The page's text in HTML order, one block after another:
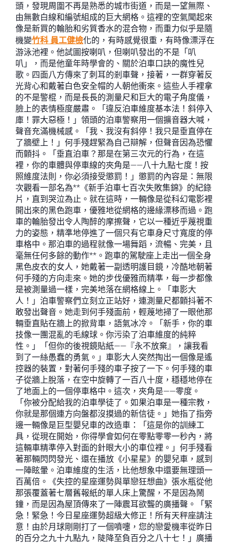
頭，發現周圍不再是熟悉的城市街道，而是一望無際、
由無數白線和編號組成的巨大網格。這裡的空氣聞起來
像是新買的輪胎和劣質香水的混合物，而重力似乎是隨
機變竹科 員工健檢化的，有時感覺很重，有時像漂浮在
游泳池裡。他試圖按喇叭，但喇叭發出的不是「叭
叭」，而是他童年時學會的、關於泊車口訣的魔性兒
歌。四面八方傳來了刺耳的剎車聲，接著，一群穿著反
光背心和戴著白色安全帽的人朝他衝來。這些人手裡拿
的不是警棍，而是長長的測量尺和巨大的電子角度儀，
臉上的表情極度嚴肅。「違反泊車維度基本法！斜停入
庫！罪大惡極！」領頭的泊車警察用一個擴音器大喊，
聲音充滿機械感。「我、我沒有斜停！我只是垂直停在
了牆壁上！」何手殘趕緊為自己辯解，但聲音因為恐懼
而顫抖。「垂直泊車？那是在第三次元的行為，在這
裡，你的車體與停車線的夾角是——八十九點七度！按
照維度法則，你必須接受懲罰！」懲罰的內容是：無限
次觀看一部名為**《新手泊車七百次失敗集錦》的紀錄
片，直到哭泣為止。就在這時，一輛像是從科幻電影裡
開出來的黑色跑車，優雅地從網格的邊緣漂移而過。跑
車的輪胎發出令人陶醉的摩擦聲，它以一種近乎蔑視重
力的姿態，精準地停進了一個只有它車身尺寸寬度的停
車格中。那泊車的過程就像一場舞蹈，流暢、完美，且
毫無任何多餘的動作**。跑車的駕駛座上走出一個全身
黑色皮衣的女人，她戴著一副透明護目鏡，冷酷地朝著
何手殘的方向走來。她的步伐優雅而精準，每一步都像
是被測量過一樣，完美地落在網格線上。「車影大
人！」泊車警察們立刻立正站好，連測量尺都顫抖著不
敢發出聲音。她走到何手殘面前，輕蔑地掃了一眼他那
輛垂直貼在牆上的掀背車，語氣冰冷。「新手，你的車
技像一團混亂的毛線球。你污染了泊車維度的純粹
性。」「但你的後視鏡貼紙——『永不放棄』，讓我看
到了一絲愚蠢的勇氣。」車影大人突然掏出一個像是遙
控器的裝置，對著何手殘的車子按了一下。何手殘的車
子從牆上脫落，在空中旋轉了一百八十度，穩穩地停在
了地面上的一個停車格中。這次，夾角是——零度。
「你被分配給我的泊車學徒了。如果泊車是一種宗教，
你就是那個連方向盤都沒摸過的新信徒。」她指了指旁
邊一輛像是巨型嬰兒車的改造車：「這是你的訓練工
具，從現在開始，你得學會如何在零點零零一秒內，將
這輛車精準停入對面的針眼大小的車位裡。」何手殘看
著那輛閃閃發光、還在播放《小星星》的嬰兒車，感到
一陣眩暈。泊車維度的生活，比他想象中還要無理頭一
百萬倍。《失控的星座運勢與單戀狂想曲》張水瓶從他
那張覆蓋著七層舊報紙的單人床上驚醒，不是因為鬧
鐘，而是因為屋頂傳來了一陣震耳欲聾的廣播聲。「緊
急！緊急！今日星座運勢超級大修正！所有天秤座請注
意！由於月球剛剛打了一個噴嚏，您的戀愛機率從昨日
的百分之九十九點九，陡降至負百分之八十七！」廣播